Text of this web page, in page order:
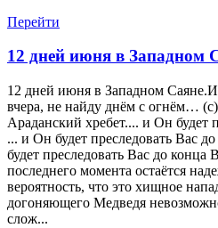
Перейти
12 дней июня в Западном
12 дней июня в Западном
вчера, не найду днём с огнём…
Араданский хребет.... и Он будет
... и Он будет преследовать Вас
будет преследовать Вас до конца
последнего момента остаётся
вероятность, что это хищное
догоняющего Медведя
слож...